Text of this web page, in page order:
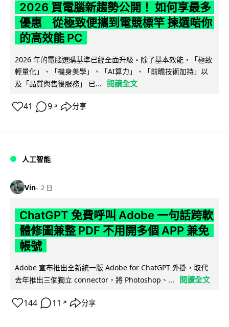
2026 買電腦新趨勢公開！ 如何享最多
優惠 從極致便攜到電競標竿 揀選啱你
的高效能 PC
2026 年的電腦選購基準已經全面升級。除了基本效能，「極致
輕量化」、「機身美學」、「AI算力」、「前瞻技術加持」以
及「品質與售後服務」 已...
閱讀全文
41 9 ↗ 分享
人工智能
Vin 2 日
ChatGPT 免費呼叫 Adobe 一句話跨軟
體修圖兼整 PDF 不用開多個 APP 兼免
帳號
Adobe 宣布推出全新統一版 Adobe for ChatGPT 外掛，取代
去年推出三個獨立 connector，將 Photoshop、...
閱讀全文
144 11 ↗ 分享